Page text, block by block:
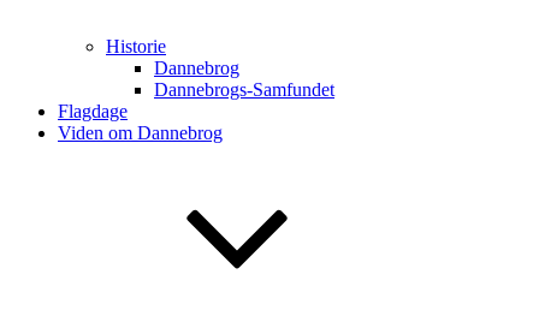
Historie
Dannebrog
Dannebrogs-Samfundet
Flagdage
Viden om Dannebrog